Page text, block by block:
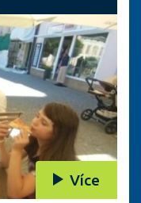
Více